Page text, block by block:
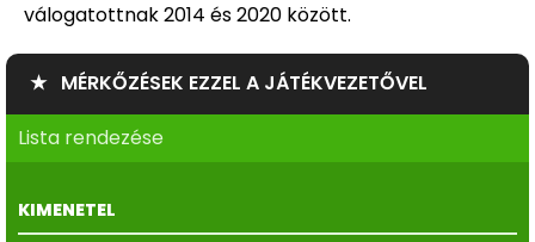
válogatottnak 2014 és 2020 között.
★ MÉRKŐZÉSEK EZZEL A JÁTÉKVEZETŐVEL
Lista rendezése
KIMENETEL